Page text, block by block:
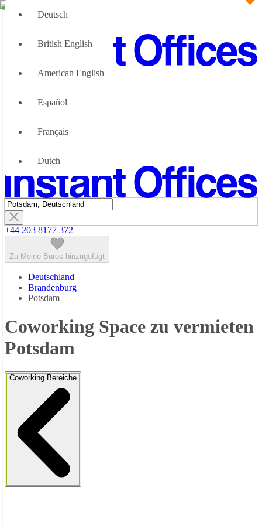
Wir können Ihnen helfen
Über uns
Kontaktiere Uns
+44 203 8177 372
Zu Meine Büros hinzugefügt
Deutschland
Brandenburg
Potsdam
Coworking Space zu vermieten
Potsdam
Coworking Bereiche
Deutsch
British English
American English
Español
Français
Dutch